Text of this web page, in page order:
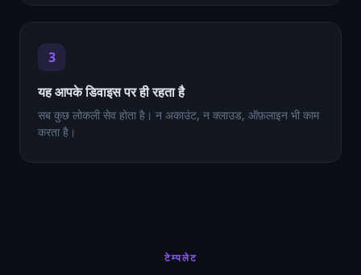
3
यह आपके डिवाइस पर ही रहता है
सब कुछ लोकली सेव होता है। न अकाउंट, न क्लाउड, ऑफ़लाइन भी काम
करता है।
टेम्पलेट